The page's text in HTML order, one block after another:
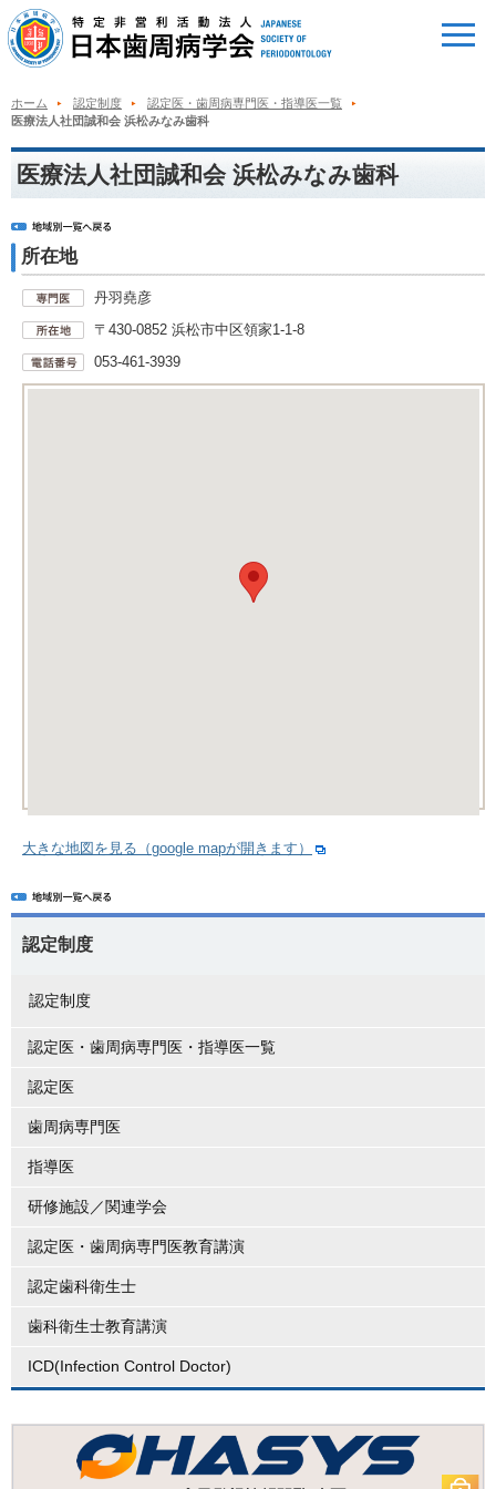
ホーム 認定制度
認定医・歯周病専門医・指導医一覧
医療法人社団誠和会 浜松みなみ歯科
医療法人社団誠和会 浜松みなみ歯科
所在地
丹羽堯彦
〒430-0852 浜松市中区領家1-1-8
053-461-3939
大きな地図を見る（google mapが開きます）
認定制度
認定制度
認定医・歯周病専門医・指導医一覧
認定医
歯周病専門医
指導医
研修施設／関連学会
認定医・歯周病専門医教育講演
認定歯科衛生士
歯科衛生士教育講演
ICD(Infection Control Doctor)